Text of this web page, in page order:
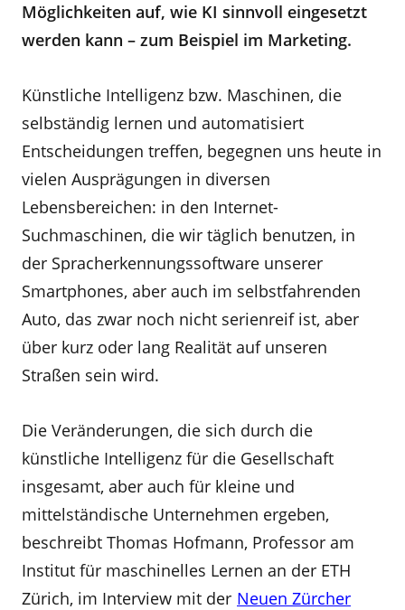
Möglichkeiten auf, wie KI sinnvoll eingesetzt
werden kann – zum Beispiel im Marketing.
Künstliche Intelligenz bzw. Maschinen, die
selbständig lernen und automatisiert
Entscheidungen treffen, begegnen uns heute in
vielen Ausprägungen in diversen
Lebensbereichen: in den Internet-
Suchmaschinen, die wir täglich benutzen, in
der Spracherkennungssoftware unserer
Smartphones, aber auch im selbstfahrenden
Auto, das zwar noch nicht serienreif ist, aber
über kurz oder lang Realität auf unseren
Straßen sein wird.
Die Veränderungen, die sich durch die
künstliche Intelligenz für die Gesellschaft
insgesamt, aber auch für kleine und
mittelständische Unternehmen ergeben,
beschreibt Thomas Hofmann, Professor am
Institut für maschinelles Lernen an der ETH
Zürich, im Interview mit der Neuen Zürcher